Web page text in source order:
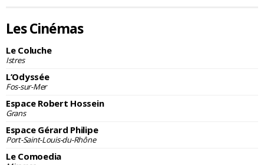
Les Cinémas
Le Coluche
Istres
L’Odyssée
Fos-sur-Mer
Espace Robert Hossein
Grans
Espace Gérard Philipe
Port-Saint-Louis-du-Rhône
Le Comoedia